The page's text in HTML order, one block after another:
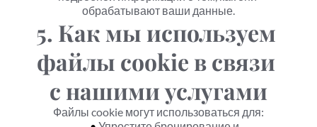
обрабатывают ваши данные.
5. Как мы используем
файлы cookie в связи
с нашими услугами
Файлы cookie могут использоваться для: